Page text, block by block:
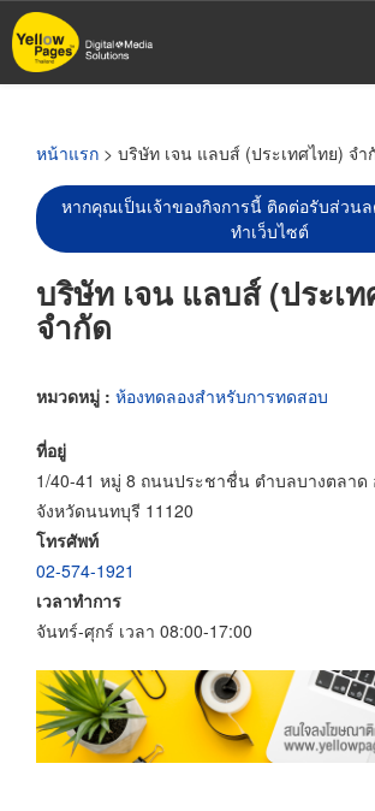
ข้าม
ไป
หน้าแรก > บริษัท เจน แลบส์ (ประเทศไทย) จำ
หากคุณเป็นเจ้าของกิจการนี้ ติดต่อรับส่วนล
ทำเว็บไซต์
บริษัท เจน แลบส์ (ประเ
จำกัด
หมวดหมู่ : ห้องทดลองสำหรับการทดสอบ
ที่อยู่
1/40-41 หมู่ 8 ถนนประชาชื่น ตำบลบางตลาด
จังหวัดนนทบุรี 11120
โทรศัพท์
02-574-1921
เวลาทำการ
จันทร์-ศุกร์ เวลา 08:00-17:00